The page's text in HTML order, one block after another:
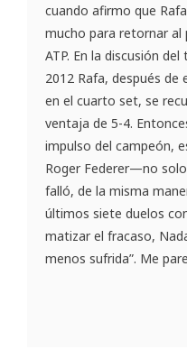
cuando afirmo que
mucho para retornar al
ATP. En la discusión
2012 Rafa, después
en el cuarto set, se
ventaja de 5-4.
impulso del campeón,
Roger Federer—no
falló, de la misma
últimos siete duelos
matizar el fracaso,
menos sufrida”. Me